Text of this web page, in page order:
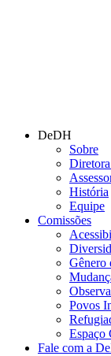
DeDH
Sobre
História
Equipe
Comissões
Gênero
Povos
Espaço
Fale com a